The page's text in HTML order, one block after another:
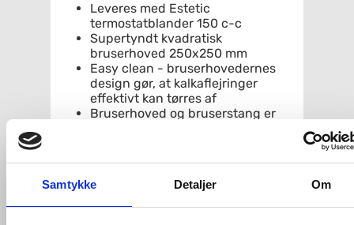
Samtykke Detaljer Om
Leveres med Estetic
termostatblander 150 c-c
Supertyndt kvadratisk
bruserhoved 250x250 mm
Easy clean - bruserhovedernes
design gør, at kalkaflejringer
effektivt kan tørres af
Bruserhoved og bruserstang er
Teleskopisk justerbar højde 770-
1165 mm